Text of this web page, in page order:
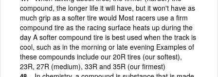
compound, the longer life it will have, but it won't have as
much grip as a softer tire would Most racers use a firm
compound tire as the racing surface heats up during the
day A softer compound tire is best used when the track is
cool, such as in the morning or late evening Examples of
these compounds include our 20R tires (our softest),
23R, 27R (medium), 33R and 35R (our firmest)